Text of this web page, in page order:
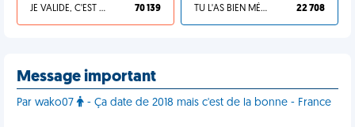
JE VALIDE, C'EST UNE VDM 70 139 TU L'AS BIEN MÉRITÉ 22 708
Message important
Par wako07 - Ça date de 2018 mais c'est de la bonne - France